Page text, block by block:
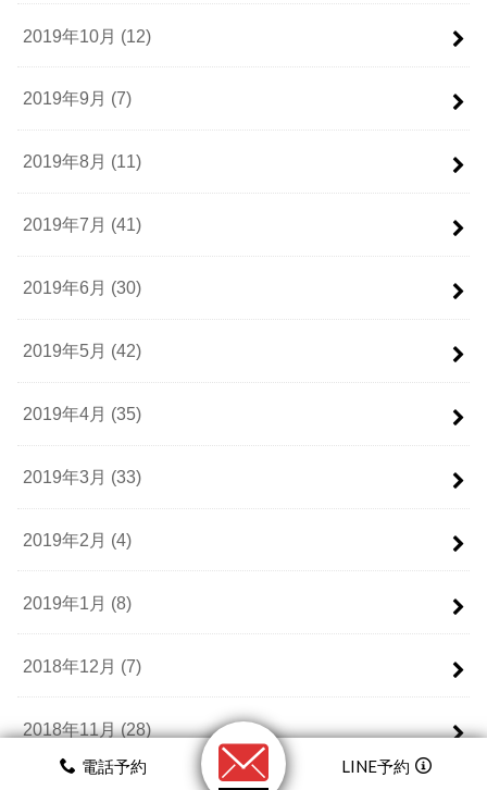
電話予約 LINE予約
2019年10月 (12)
2019年9月 (7)
2019年8月 (11)
2019年7月 (41)
2019年6月 (30)
2019年5月 (42)
2019年4月 (35)
2019年3月 (33)
2019年2月 (4)
2019年1月 (8)
2018年12月 (7)
2018年11月 (28)